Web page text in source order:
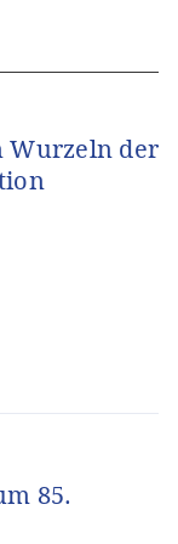
Wurzeln der
85.